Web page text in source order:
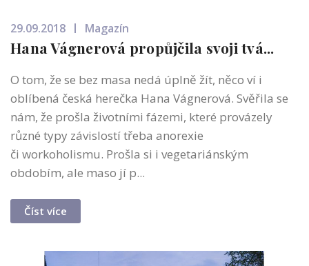
29.09.2018 Magazín
Hana Vágnerová propůjčila svoji tvá...
O tom, že se bez masa nedá úplně žít, něco ví i
oblíbená česká herečka Hana Vágnerová. Svěřila se
nám, že prošla životními fázemi, které provázely
různé typy závislostí třeba anorexie
či workoholismu. Prošla si i vegetariánským
obdobím, ale maso jí p...
Číst více